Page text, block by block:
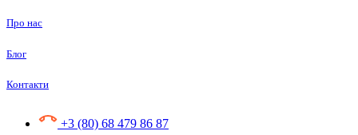
Про нас
Блог
Контакти
+3 (80) 68 479 86 87